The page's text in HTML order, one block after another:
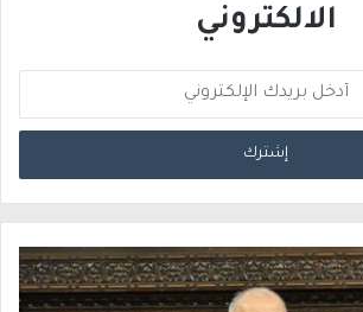
الالكتروني